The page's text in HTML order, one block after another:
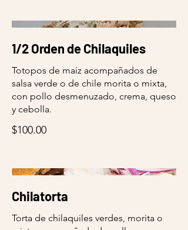
1/2 Orden de Chilaquiles
Totopos de maíz acompañados de
salsa verde o de chile morita o mixta,
con pollo desmenuzado, crema, queso
y cebolla.
$100.00
Chilatorta
Torta de chilaquiles verdes, morita o